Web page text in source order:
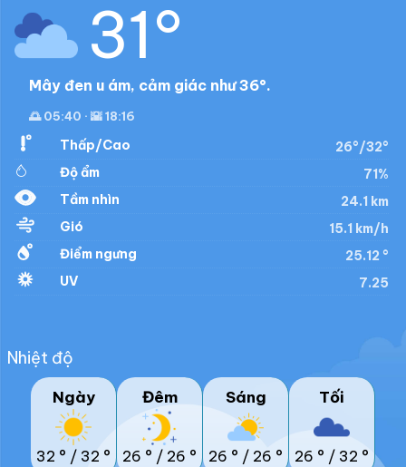
31°
Mây đen u ám, cảm giác như 36°.
🌅 05:40 · 🌇 18:16
Thấp/Cao
26°/32°
Độ ẩm
71%
Tầm nhìn
24.1 km
Gió
15.1 km/h
Điểm ngưng
25.12 °
UV
7.25
Nhiệt độ
Ngày
32 ° / 32 °
Đêm
26 ° / 26 °
Sáng
26 ° / 26 °
Tối
26 ° / 32 °